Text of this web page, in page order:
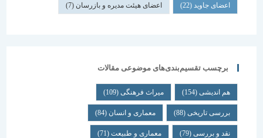
اعضای جاوید(22) اعضای هیئت مدیره و بازرسان(7)
برچسب تقسیم‌بندی‌های موضوعی مقالات
هم اندیشی (154) میراث فرهنگی (109)
بررسی تاریخی (88) معماری و انسان (84)
نقد و بررسی (79) معماری و طبیعت (71)